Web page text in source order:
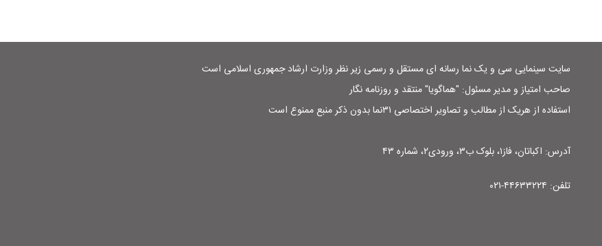
سایت سینمایی سی و یک نما رسانه ای مستقل و رسمی زیر نظر وزارت ارشاد جمهوری اسلامی است
صاحب امتیاز و مدیر مسئول: "هماگویا" منتقد و روزنامه نگار
استفاده از هریک از مطالب و تصاویر اختصاصی ۳۱نما بدون ذکر منبع ممنوع است
آدرس: اکباتان، فاز۱، بلوک ب۳، ورودی۲، شماره ۴۳
تلفن: ۴۴۶۳۳۲۲۴-۰۲۱